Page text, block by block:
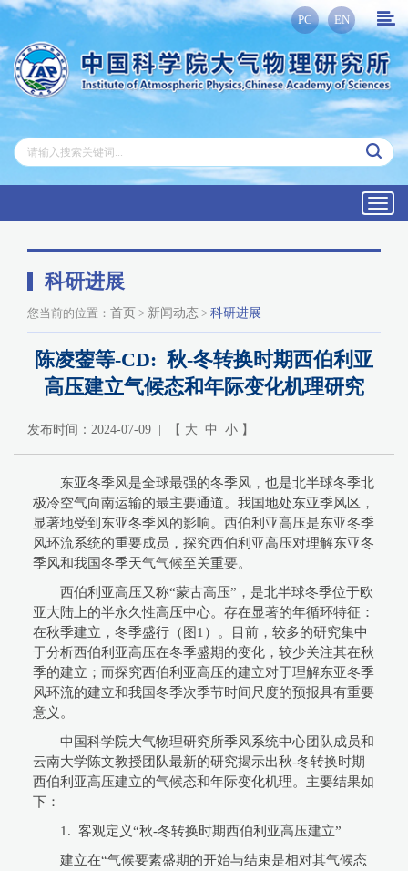
PC EN
科研进展
您当前的位置： 首页 > 新闻动态 > 科研进展
陈凌蓥等-CD: 秋-冬转换时期西伯利亚
高压建立气候态和年际变化机理研究
发布时间：2024-07-09 | 【 大 中 小 】
东亚冬季风是全球最强的冬季风，也是北半球冬季北
极冷空气向南运输的最主要通道。我国地处东亚季风区，
显著地受到东亚冬季风的影响。西伯利亚高压是东亚冬季
风环流系统的重要成员，探究西伯利亚高压对理解东亚冬
季风和我国冬季天气气候至关重要。
西伯利亚高压又称“蒙古高压”，是北半球冬季位于欧
亚大陆上的半永久性高压中心。存在显著的年循环特征：
在秋季建立，冬季盛行（图1）。目前，较多的研究集中
于分析西伯利亚高压在冬季盛期的变化，较少关注其在秋
季的建立；而探究西伯利亚高压的建立对于理解东亚冬季
风环流的建立和我国冬季次季节时间尺度的预报具有重要
意义。
中国科学院大气物理研究所季风系统中心团队成员和
云南大学陈文教授团队最新的研究揭示出秋-冬转换时期
西伯利亚高压建立的气候态和年际变化机理。主要结果如
下：
1. 客观定义“秋-冬转换时期西伯利亚高压建立”
建立在“气候要素盛期的开始与结束是相对其气候态